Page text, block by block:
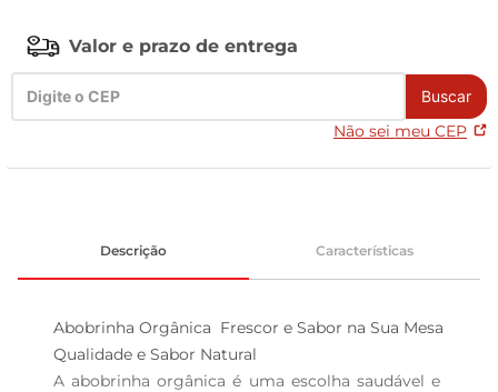
Valor e prazo de entrega
Buscar
Não sei meu CEP
Descrição Características
Abobrinha Orgânica  Frescor e Sabor na Sua Mesa
Qualidade e Sabor Natural
A abobrinha orgânica é uma escolha saudável e